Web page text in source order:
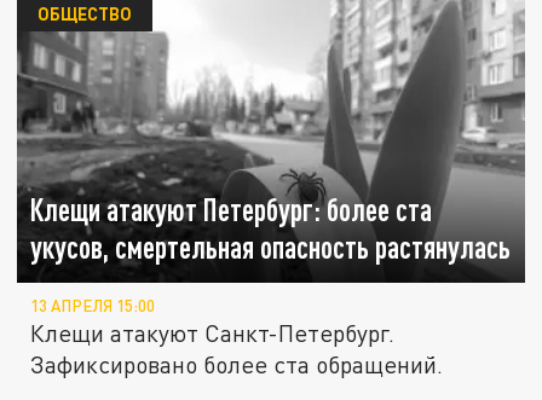
Клещи атакуют Петербург: более ста
укусов, смертельная опасность растянулась
ОБЩЕСТВО
13 АПРЕЛЯ 15:00
Клещи атакуют Санкт-Петербург.
Зафиксировано более ста обращений.